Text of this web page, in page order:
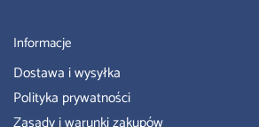
Informacje
Dostawa i wysyłka
Polityka prywatności